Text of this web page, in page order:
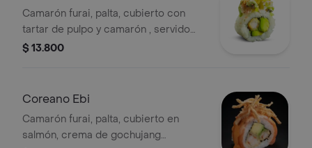
Camarón furai, palta, cubierto con
tartar de pulpo y camarón , servido
con toques de salsa acevichada de
$ 13.800
Coreano Ebi
Camarón furai, palta, cubierto en
salmón, crema de gochujang